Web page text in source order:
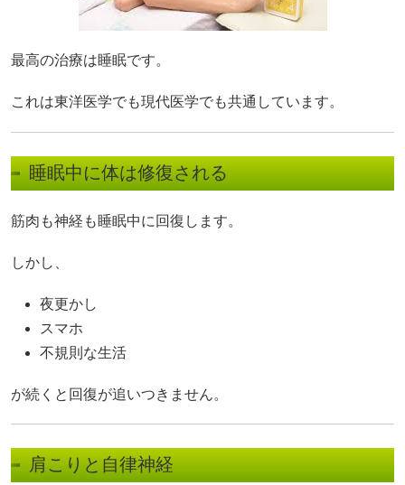
最高の治療は睡眠です。
これは東洋医学でも現代医学でも共通しています。
睡眠中に体は修復される
筋肉も神経も睡眠中に回復します。
しかし、
夜更かし
スマホ
不規則な生活
が続くと回復が追いつきません。
肩こりと自律神経